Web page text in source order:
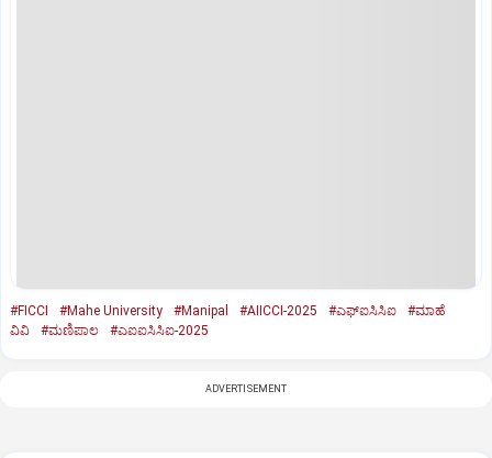
#FICCI #Mahe University #Manipal #AIICCI-2025 #ಎಫ್‌ಐಸಿಸಿಐ
#ಮಾಹೆ
ವಿವಿ
#ಮಣಿಪಾಲ #ಎಐಐಸಿಸಿಐ-2025
ADVERTISEMENT